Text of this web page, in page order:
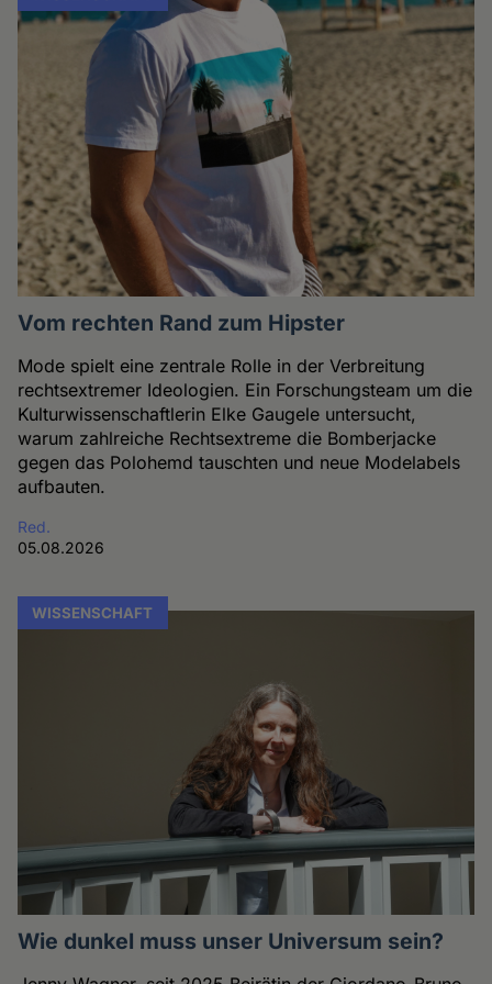
Vom rechten Rand zum Hipster
Mode spielt eine zentrale Rolle in der Verbreitung
rechtsextremer Ideologien. Ein Forschungsteam um die
Kulturwissenschaftlerin Elke Gaugele untersucht,
warum zahlreiche Rechtsextreme die Bomberjacke
gegen das Polohemd tauschten und neue Modelabels
aufbauten.
Red.
05.08.2026
WISSENSCHAFT
Wie dunkel muss unser Universum sein?